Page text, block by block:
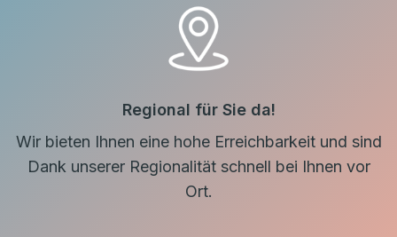
Regional für Sie da!
Wir bieten Ihnen eine hohe Erreichbarkeit und sind
Dank unserer Regionalität schnell bei Ihnen vor
Ort.